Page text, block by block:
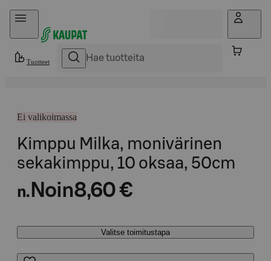
Hyppää sisältöön
Tuotteet
Ei valikoimassa
Kimppu Milka, monivärinen
sekakimppu, 10 oksaa, 50cm
n. Noin8,60 €
Valitse toimitustapa